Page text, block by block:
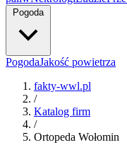
Pogoda
PogodaJakość powietrza
fakty-wwl.pl
/
Katalog firm
/
Ortopeda Wołomin